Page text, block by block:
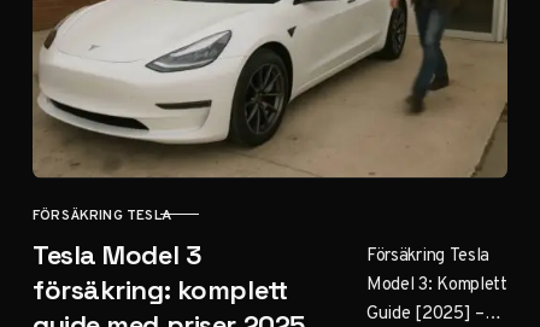
KATEGORI
FÖRSÄKRING TESLA
Tesla Model 3
försäkring: komplett
Försäkring Tesla
Model 3: Komplett
Guide [2025] –